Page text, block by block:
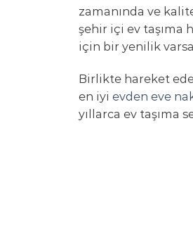
zamanında ve
şehir içi ev taşıma
için bir yenilik
Birlikte hareket
en iyi evden eve
yıllarca ev taşıma